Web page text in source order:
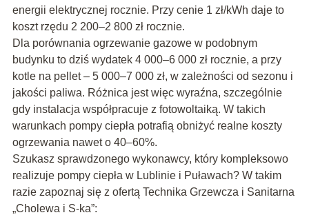
energii elektrycznej rocznie. Przy cenie 1 zł/kWh daje to
koszt rzędu 2 200–2 800 zł rocznie.
Dla porównania ogrzewanie gazowe w podobnym
budynku to dziś wydatek 4 000–6 000 zł rocznie, a przy
kotle na pellet – 5 000–7 000 zł, w zależności od sezonu i
jakości paliwa. Różnica jest więc wyraźna, szczególnie
gdy instalacja współpracuje z fotowoltaiką. W takich
warunkach pompy ciepła potrafią obniżyć realne koszty
ogrzewania nawet o 40–60%.
Szukasz sprawdzonego wykonawcy, który kompleksowo
realizuje pompy ciepła w Lublinie i Puławach? W takim
razie zapoznaj się z ofertą Technika Grzewcza i Sanitarna
„Cholewa i S-ka”: